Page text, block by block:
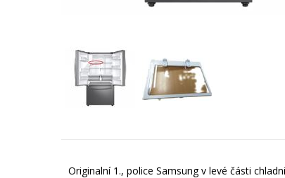
Originalní 1., police Samsung v levé části